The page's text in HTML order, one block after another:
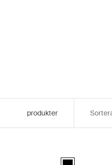
produkter
bassinet adapter Svart
Thule Spring